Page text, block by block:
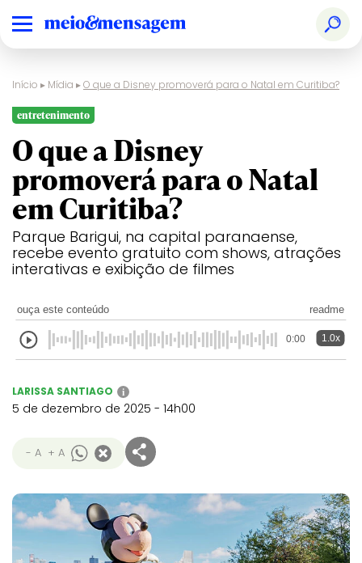
Início ▸ Mídia ▸O que a Disney promoverá para o Natal em Curitiba?
entretenimento
O que a Disney
promoverá para o Natal
em Curitiba?
Parque Barigui, na capital paranaense,
recebe evento gratuito com shows, atrações
interativas e exibição de filmes
ouça este conteúdo readme
0:00 1.0x
LARISSA SANTIAGO i
5 de dezembro de 2025 - 14h00
- A + A